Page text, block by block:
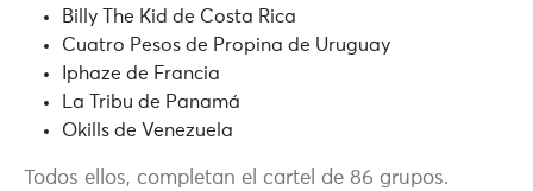
Billy The Kid de Costa Rica
Cuatro Pesos de Propina de Uruguay
Iphaze de Francia
La Tribu de Panamá
Okills de Venezuela
Todos ellos, completan el cartel de 86 grupos.